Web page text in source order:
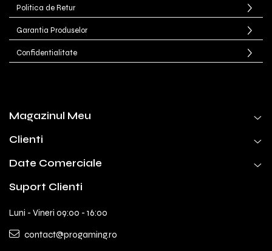
Politica de Retur
Garantia Produselor
Confidentialitate
Magazinul Meu
Clienti
Date Comerciale
Suport Clienti
Luni - Vineri 09:00 - 16:00
contact@progaming.ro